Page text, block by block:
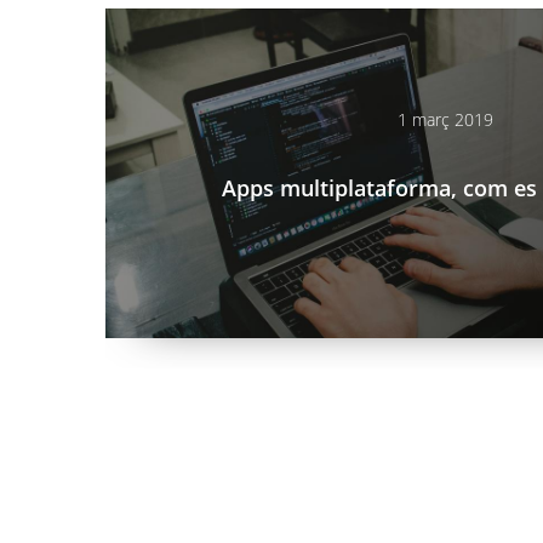
1 març 2019
Apps multiplataforma, com es